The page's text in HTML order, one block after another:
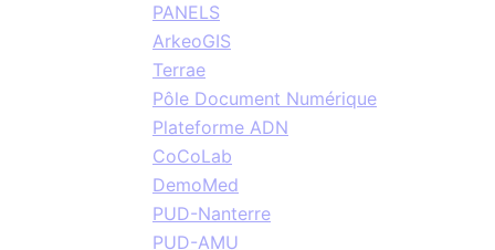
PANELS
ArkeoGIS
Terrae
Pôle Document Numérique
Plateforme ADN
CoCoLab
DemoMed
PUD-Nanterre
PUD-AMU